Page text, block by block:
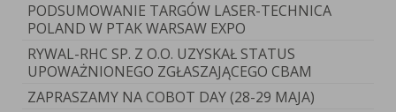
PODSUMOWANIE TARGÓW LASER-TECHNICA
POLAND W PTAK WARSAW EXPO
RYWAL-RHC SP. Z O.O. UZYSKAŁ STATUS
UPOWAŻNIONEGO ZGŁASZAJĄCEGO CBAM
ZAPRASZAMY NA COBOT DAY (28-29 MAJA)